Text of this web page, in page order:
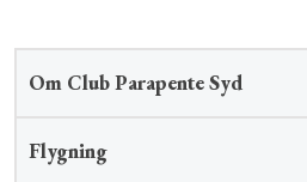
Om Club Parapente Syd
Flygning